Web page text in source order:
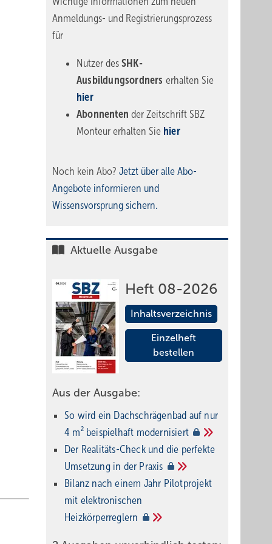
Anmeldungs- und Registrierungsprozess
für
Nutzer des SHK-
Ausbildungsordners erhalten Sie
hier
Abonnentender Zeitschrift SBZ
Monteur erhalten Sie hier
Noch kein Abo? Jetzt über alle Abo-
Angebote informieren und
Wissensvorsprung sichern.
Aktuelle Ausgabe
Heft 08-2026
Inhaltsverzeichnis
Einzelheft
bestellen
Aus der Ausgabe:
So wird ein Dach­schrägenbad auf nur
4 m² beispielhaft modernisiert
Der Realitäts-Check und die perfekte
Umsetzung in der Praxis
Bilanz nach einem Jahr Pilotprojekt
mit elektronischen
Heizkörperreglern